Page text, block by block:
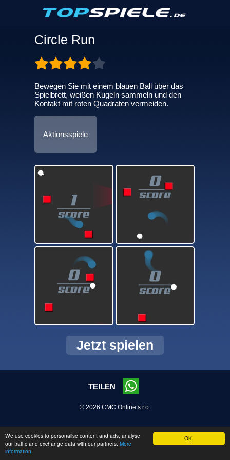
OK!
We use cookies to personalise content and ads, analyse
our traffic and exchange data with our partners. More
information
Circle Run
Bewegen Sie mit einem blauen Ball über das
Spielbrett, weißen Kugeln sammeln und den
Kontakt mit roten Quadraten vermeiden.
Aktionsspiele
Jetzt spielen
TEILEN
© 2026 CMC Online s.r.o.